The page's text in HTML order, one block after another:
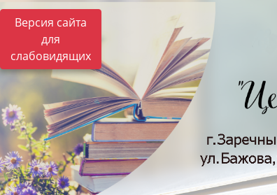
Версия сайта
для
слабовидящих